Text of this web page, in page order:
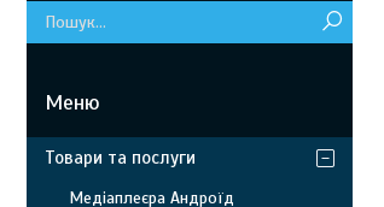
Товари та послуги
Медіаплеєра Андроїд